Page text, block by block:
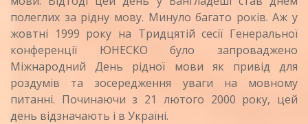
полеглих за рідну мову. Минуло багато років. Аж у
жовтні 1999 року на Тридцятій сесії Генеральної
конференції ЮНЕСКО було запроваджено
Міжнародний День рідної мови як привід для
роздумів та зосередження уваги на мовному
питанні. Починаючи з 21 лютого 2000 року, цей
день відзначають і в Україні.